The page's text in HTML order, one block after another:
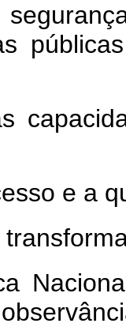
e a